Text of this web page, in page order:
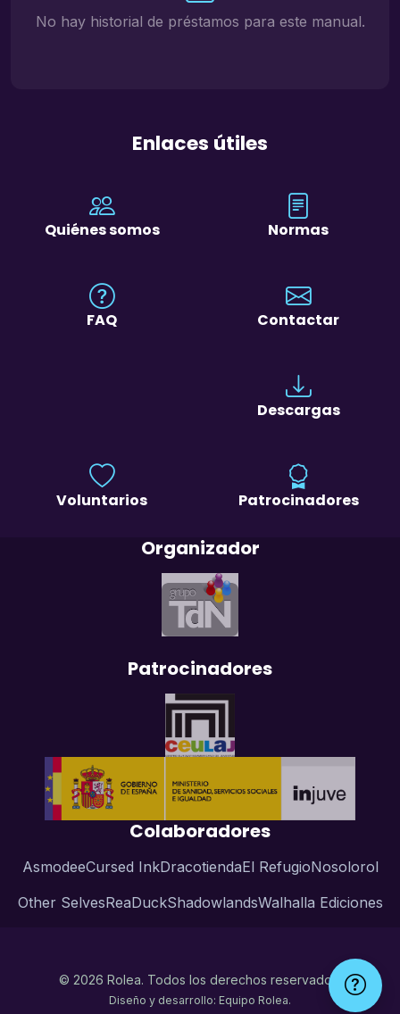
No hay historial de préstamos para este manual.
Enlaces útiles
Quiénes somos Normas
FAQ Contactar
Descargas
Voluntarios Patrocinadores
Organizador
Patrocinadores
Colaboradores
AsmodeeCursed InkDracotiendaEl RefugioNosolorol
Other SelvesReaDuckShadowlandsWalhalla Ediciones
© 2026 Rolea. Todos los derechos reservados.
Diseño y desarrollo: Equipo Rolea.